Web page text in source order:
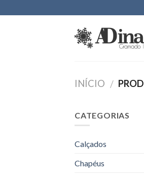
to
INÍCIO /
CATEGORIAS
Calçados
Chapéus